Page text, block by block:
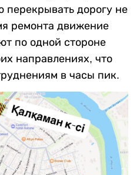
дорогу не
ремонта движение
по одной стороне
направлениях, что
в часы пик.